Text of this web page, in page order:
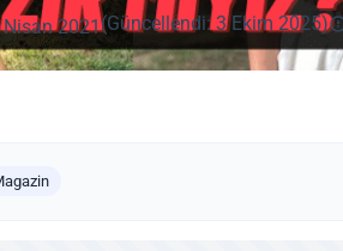
Nisan 2021(Güncellendi: 3 Ekim 2025)